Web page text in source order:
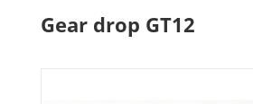
Gear drop GT12